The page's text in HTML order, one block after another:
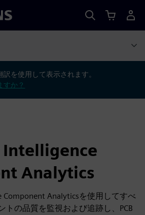
訳を使用して表示されます。
すか？
Intelligence
Analytics
Component Analyticsを使用してすべ
トの品質を監視および追跡し、PCB